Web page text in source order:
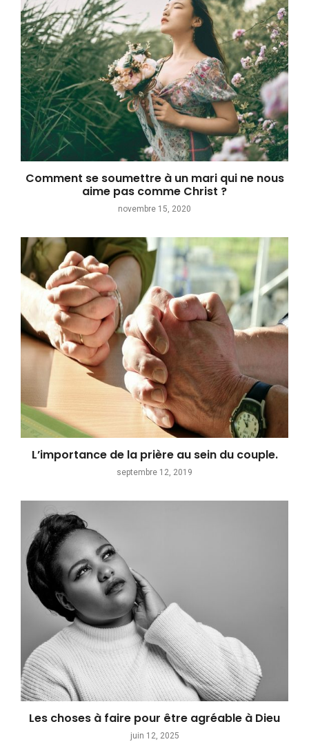
Comment se soumettre à un mari qui ne nous
aime pas comme Christ ?
novembre 15, 2020
L’importance de la prière au sein du couple.
septembre 12, 2019
Les choses à faire pour être agréable à Dieu
juin 12, 2025